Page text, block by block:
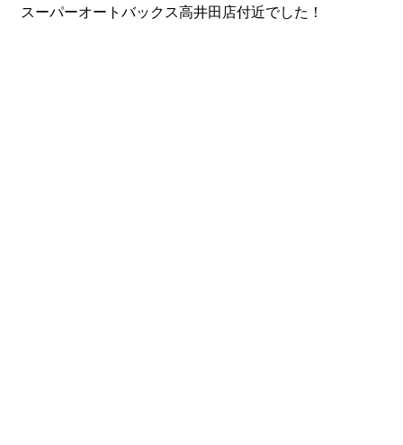
スーパーオートバックス高井田店付近でした！